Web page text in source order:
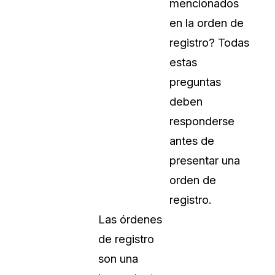
mencionados
en la orden de
registro? Todas
estas
preguntas
deben
responderse
antes de
presentar una
orden de
registro.
Las órdenes
de registro
son una